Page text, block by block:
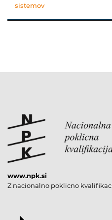
sistemov
www.npk.si
Z nacionalno poklicno